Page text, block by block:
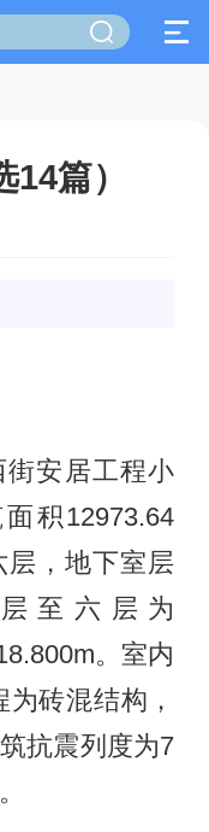
篇）
安居工程小
积12973.64
层，地下室层
至六层为
。室内
砖混结构，
抗震列度为7